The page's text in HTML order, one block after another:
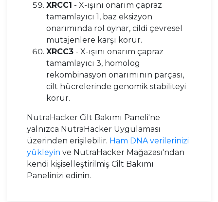
XRCC1 - X-ışını onarım çapraz
tamamlayıcı 1, baz eksizyon
onarımında rol oynar, cildi çevresel
mutajenlere karşı korur.
XRCC3 - X-ışını onarım çapraz
tamamlayıcı 3, homolog
rekombinasyon onarımının parçası,
cilt hücrelerinde genomik stabiliteyi
korur.
NutraHacker Cilt Bakımı Paneli'ne
yalnızca NutraHacker Uygulaması
üzerinden erişilebilir. Ham DNA verilerinizi
yükleyin ve NutraHacker Mağazası'ndan
kendi kişiselleştirilmiş Cilt Bakımı
Panelinizi edinin.